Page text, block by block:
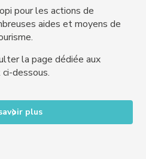
pour les actions de
aides et moyens de
la page dédiée aux
dessous.
plus